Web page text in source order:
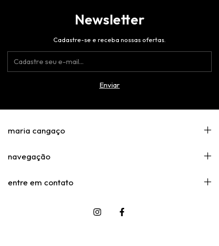
Newsletter
Cadastre-se e receba nossas ofertas.
maria cangaço
navegação
entre em contato